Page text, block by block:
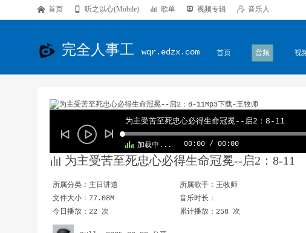
 首页  听之以心(Mobile)  歌单  视频专辑  音乐人
完全人事工 wqr.edzx.com 首页 音频 视
为主受苦至死忠心必得生命冠冕--启2：8-11
加载中... 00:00 / 00:00
 为主受苦至死忠心必得生命冠冕--启2：8-11
所属分类： 主日讲道 所属歌手： 王牧师
文件大小：77.08M
音乐时长：
今日播放：22 次
累计播放：258 次